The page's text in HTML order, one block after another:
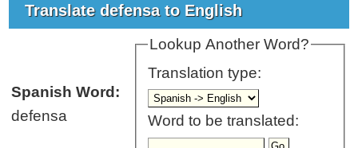
Translate defensa to English
Lookup Another Word?
Translation type:
Word to be translated:
Spanish Word:
defensa